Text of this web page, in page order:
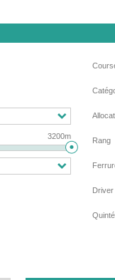
3200m Rang
Driver
Quinté